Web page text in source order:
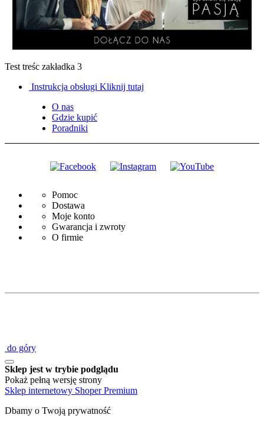
Test treśc zakładka 3
Instrukcja obsługi Kliknij tutaj
O nas
Gdzie kupić
Poradniki
Pomoc
Dostawa
Moje konto
Gwarancja i zwroty
O firmie
do góry
Sklep jest w trybie podglądu
Pokaż pełną wersję strony
Sklep internetowy Shoper Premium
Dbamy o Twoją prywatność